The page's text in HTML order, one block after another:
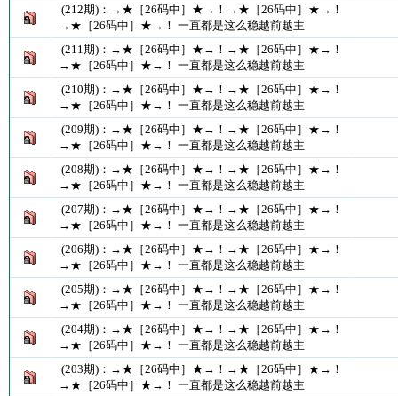
(212期)：→★［26码中］★→！→★［26码中］★→！
→★［26码中］★→！ 一直都是这么稳越前越主
(211期)：→★［26码中］★→！→★［26码中］★→！
→★［26码中］★→！ 一直都是这么稳越前越主
(210期)：→★［26码中］★→！→★［26码中］★→！
→★［26码中］★→！ 一直都是这么稳越前越主
(209期)：→★［26码中］★→！→★［26码中］★→！
→★［26码中］★→！ 一直都是这么稳越前越主
(208期)：→★［26码中］★→！→★［26码中］★→！
→★［26码中］★→！ 一直都是这么稳越前越主
(207期)：→★［26码中］★→！→★［26码中］★→！
→★［26码中］★→！ 一直都是这么稳越前越主
(206期)：→★［26码中］★→！→★［26码中］★→！
→★［26码中］★→！ 一直都是这么稳越前越主
(205期)：→★［26码中］★→！→★［26码中］★→！
→★［26码中］★→！ 一直都是这么稳越前越主
(204期)：→★［26码中］★→！→★［26码中］★→！
→★［26码中］★→！ 一直都是这么稳越前越主
(203期)：→★［26码中］★→！→★［26码中］★→！
→★［26码中］★→！ 一直都是这么稳越前越主